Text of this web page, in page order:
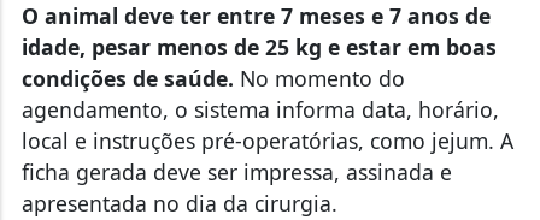
O animal deve ter entre 7 meses e 7 anos de
idade, pesar menos de 25 kg e estar em boas
condições de saúde. No momento do
agendamento, o sistema informa data, horário,
local e instruções pré-operatórias, como jejum. A
ficha gerada deve ser impressa, assinada e
apresentada no dia da cirurgia.